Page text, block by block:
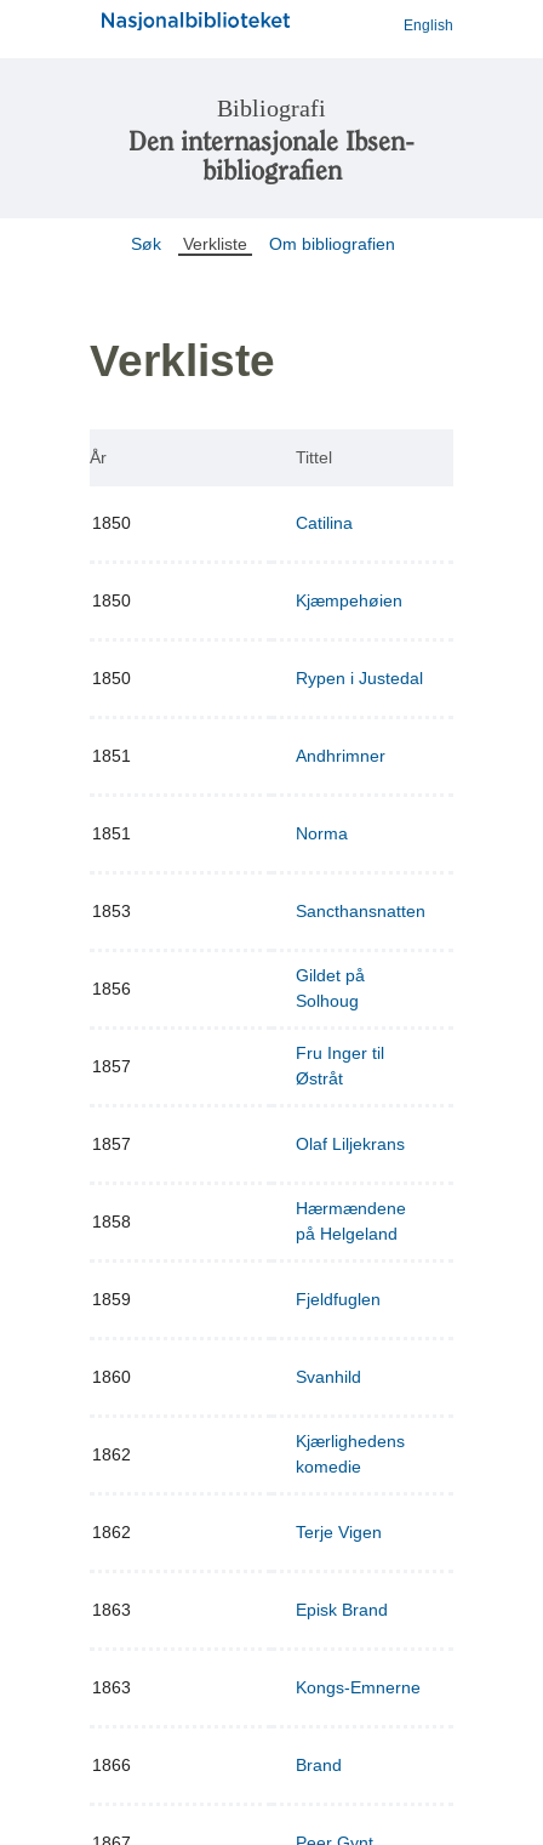
English
Bibliografi
Den internasjonale Ibsen-
bibliografien
Søk Verkliste Om bibliografien
Verkliste
År Tittel
1850 Catilina
1850 Kjæmpehøien
1850 Rypen i Justedal
1851 Andhrimner
1851 Norma
1853 Sancthansnatten
1856
Gildet på
Solhoug
1857
Fru Inger til
Østråt
1857 Olaf Liljekrans
1858
Hærmændene
på Helgeland
1859 Fjeldfuglen
1860 Svanhild
1862
Kjærlighedens
komedie
1862 Terje Vigen
1863 Episk Brand
1863 Kongs-Emnerne
1866 Brand